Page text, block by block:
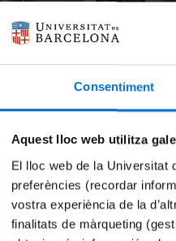
Consentiment
Aquest lloc web utilitza
El lloc web de la Universitat
preferències (recordar
vostra experiència de la
finalitats de màrqueting
Nou sistema
18 Septiembre,